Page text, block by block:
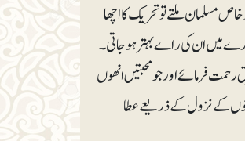
مسلمان ملتے تو تحریک کا اچھا
میں ان کی راے بہترہوجاتی۔
فرمائے اور جو محبتیں انھوں
کے نزول کے ذریعے عطا